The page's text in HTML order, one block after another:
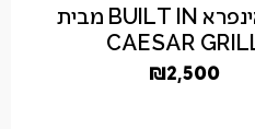
כירת אינפרא BUILT IN מבית
CAESAR GRILL
₪2,500